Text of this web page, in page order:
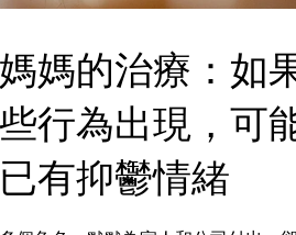
媽的治療：如
行為出現，可
有抑鬱情緒